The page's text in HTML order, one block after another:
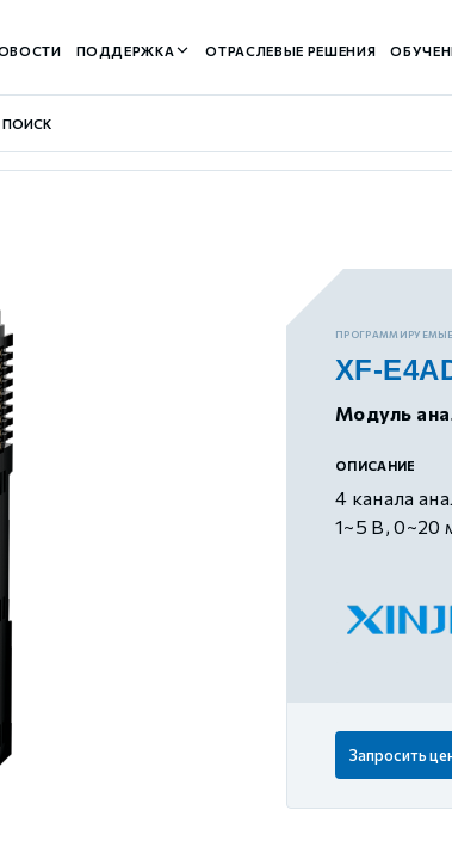
ПОДДЕРЖКА ОТРАСЛЕВЫЕ РЕШЕНИЯ
XF-
Модуль
ОПИСАНИЕ
4 канала
1~5 В, 0~20
Запросить
с разомкнутым контуром)
контуром)